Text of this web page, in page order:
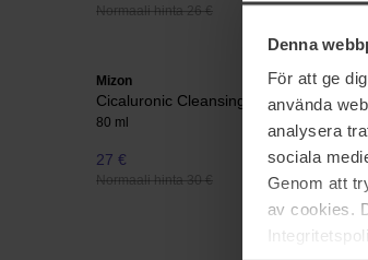
Denna
För att ge
använda
analysera
sociala
Genom att
av cookies.
Normaali hinta 26 €
Mizon
Cicaluronic Cleansing Balm
80 ml
27 €
Normaali hinta 30 €